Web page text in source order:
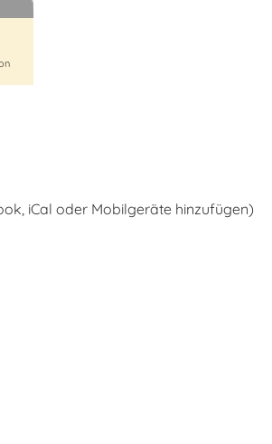
iCal oder Mobilgeräte hinzufügen)